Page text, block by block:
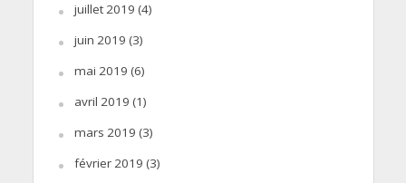
juillet 2019 (4)
juin 2019 (3)
mai 2019 (6)
avril 2019 (1)
mars 2019 (3)
février 2019 (3)